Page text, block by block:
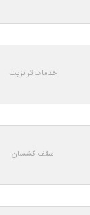
خدمات ترانزیت
سقف کشسان